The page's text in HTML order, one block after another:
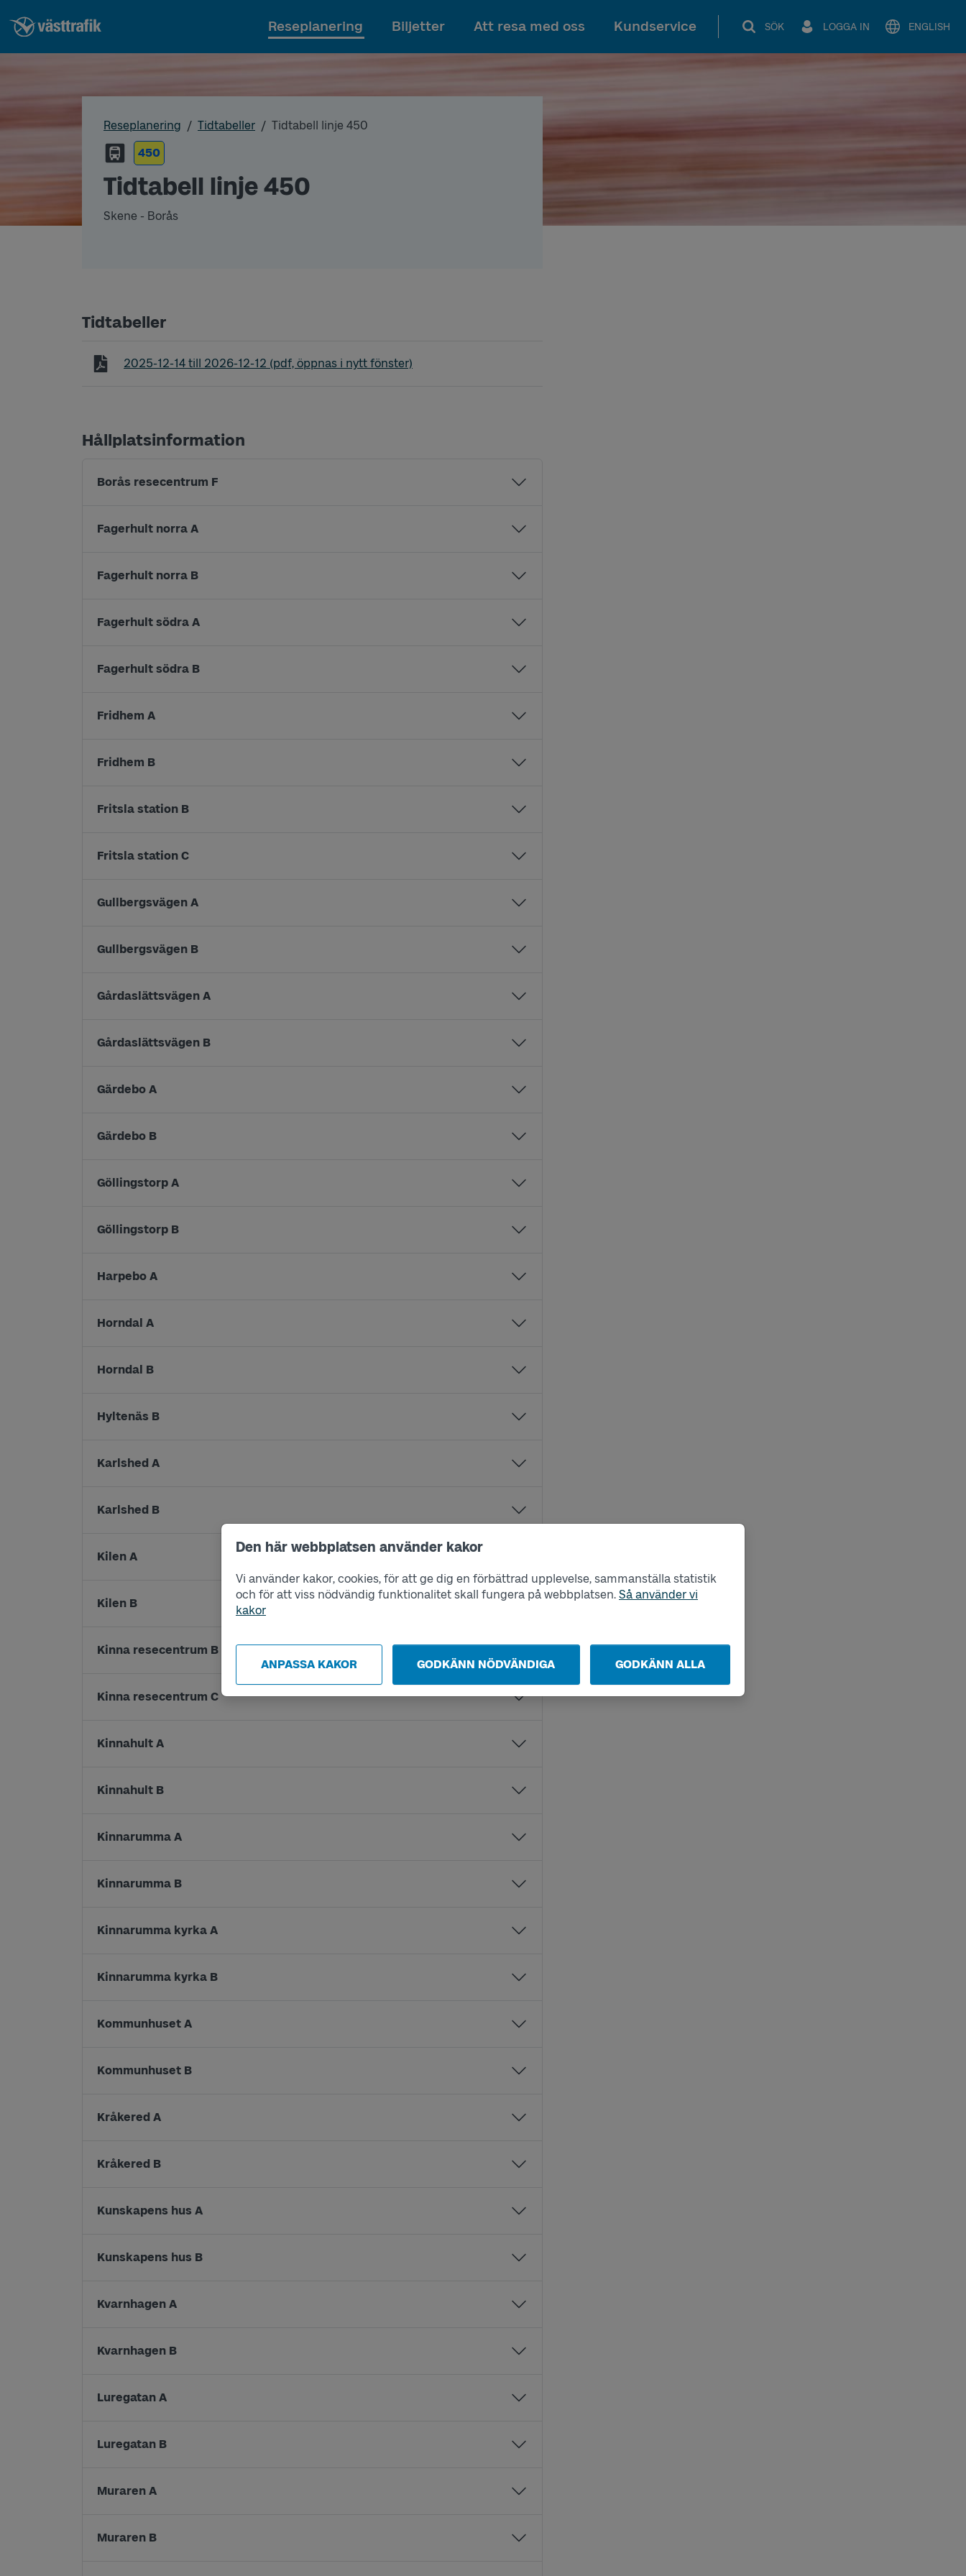
Den här webbplatsen använder kakor
Vi använder kakor, cookies, för att ge dig en förbättrad upplevelse, sammanställa statistik
och för att viss nödvändig funktionalitet skall fungera på webbplatsen. Så använder vi
kakor
ANPASSA KAKOR GODKÄNN NÖDVÄNDIGA GODKÄNN ALLA
Till innehållet
Reseplanering Biljetter Att resa med oss Kundservice SÖK LOGGA IN ENGLISH
Reseplanering Tidtabeller
Tidtabell linje 450
450
Tidtabell linje 450
Skene - Borås
Tidtabeller
Tidtabell linje 450 Skene - Borås
2025-12-14 till 2026-12-12 (pdf, öppnas i nytt fönster)
Hållplatsinformation
Borås resecentrum F
Fagerhult norra A
Fagerhult norra B
Fagerhult södra A
Fagerhult södra B
Fridhem A
Fridhem B
Fritsla station B
Fritsla station C
Gullbergsvägen A
Gullbergsvägen B
Gårdaslättsvägen A
Gårdaslättsvägen B
Gärdebo A
Gärdebo B
Göllingstorp A
Göllingstorp B
Harpebo A
Horndal A
Horndal B
Hyltenäs B
Karlshed A
Karlshed B
Kilen A
Kilen B
Kinna resecentrum B
Kinna resecentrum C
Kinnahult A
Kinnahult B
Kinnarumma A
Kinnarumma B
Kinnarumma kyrka A
Kinnarumma kyrka B
Kommunhuset A
Kommunhuset B
Kråkered A
Kråkered B
Kunskapens hus A
Kunskapens hus B
Kvarnhagen A
Kvarnhagen B
Luregatan A
Luregatan B
Muraren A
Muraren B